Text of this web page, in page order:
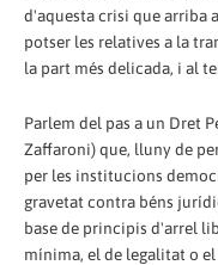
d'aquesta crisi que arriba
potser les relatives a la
la part més delicada, i al
Parlem del pas a un Dret
Zaffaroni) que, lluny de
per les institucions
gravetat contra béns
base de principis d'arrel
mínima, el de legalitat o